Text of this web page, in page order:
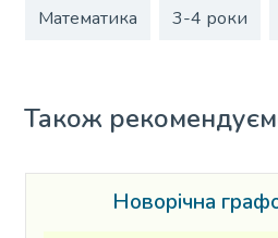
Математика 3-4 роки
Також
Новорічна